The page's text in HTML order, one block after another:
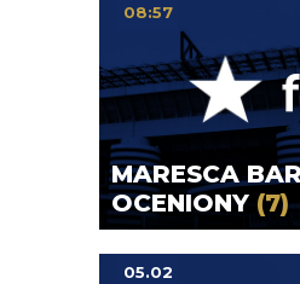
MARESCA
OCENIONY (7)
08:57
05.02